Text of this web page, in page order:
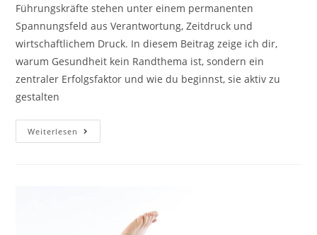
Führungskräfte stehen unter einem permanenten
Spannungsfeld aus Verantwortung, Zeitdruck und
wirtschaftlichem Druck. In diesem Beitrag zeige ich dir,
warum Gesundheit kein Randthema ist, sondern ein
zentraler Erfolgsfaktor und wie du beginnst, sie aktiv zu
gestalten
Weiterlesen Unternehmerinnen
Gesundheit